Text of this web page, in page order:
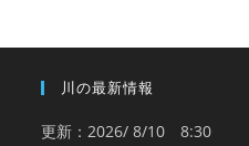
川の最新情報
更新：2026/ 8/10 8:30